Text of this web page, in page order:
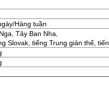
Hàng tuần
Tây Ban Nha,
Slovak, tiếng Trung giản thể,